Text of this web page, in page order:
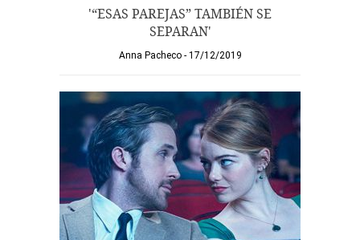
'“ESAS PAREJAS” TAMBIÉN SE
SEPARAN'
Anna Pacheco 17/12/2019